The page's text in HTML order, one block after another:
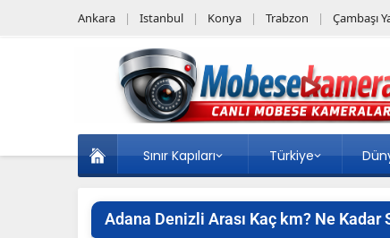
Ankara Istanbul Konya Trabzon Çambaşı
Sınır Kapıları Türkiye
Adana Denizli Arası Kaç km? Ne Kadar